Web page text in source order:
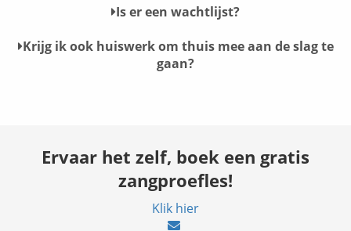
Is er een wachtlijst?
Krijg ik ook huiswerk om thuis mee aan de slag te
gaan?
Ervaar het zelf, boek een gratis
zangproefles!
Klik hier